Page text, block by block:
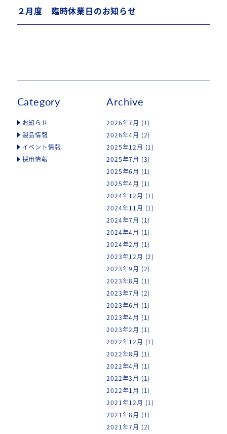
２月度 臨時休業日のお知らせ
Category
お知らせ
製品情報
イベント情報
採用情報
Archive
2026年7月 (1)
2026年4月 (2)
2025年12月 (1)
2025年7月 (3)
2025年6月 (1)
2025年4月 (1)
2024年12月 (1)
2024年11月 (1)
2024年7月 (1)
2024年4月 (1)
2024年2月 (1)
2023年12月 (2)
2023年9月 (2)
2023年8月 (1)
2023年7月 (2)
2023年6月 (1)
2023年4月 (1)
2023年2月 (1)
2022年12月 (1)
2022年8月 (1)
2022年4月 (1)
2022年3月 (1)
2022年1月 (1)
2021年12月 (1)
2021年8月 (1)
2021年7月 (2)